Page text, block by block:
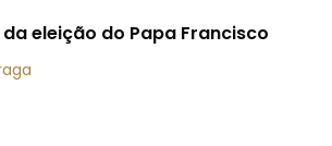
da eleição do Papa Francisco